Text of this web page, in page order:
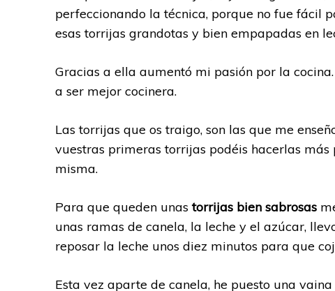
perfeccionando la técnica, porque no fue fácil
esas torrijas grandotas y bien empapadas en
Gracias a ella aumentó mi pasión por la
a ser mejor cocinera.
Las torrijas que os traigo, son las que me
vuestras primeras torrijas podéis hacerlas
misma.
Para que queden unastorrijas bien sabrosas
unas ramas de canela, la leche y el azúcar,
reposar la leche unos diez minutos para que
Esta vez aparte de canela, he puesto una